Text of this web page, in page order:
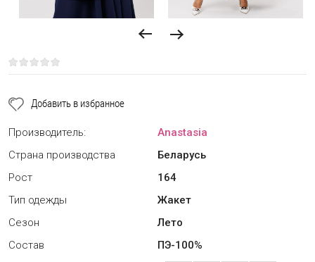
Добавить в избранное
Производитель:
Anastasia
Страна производства
Беларусь
Рост
164
Тип одежды
Жакет
Сезон
Лето
Состав
ПЭ-100%